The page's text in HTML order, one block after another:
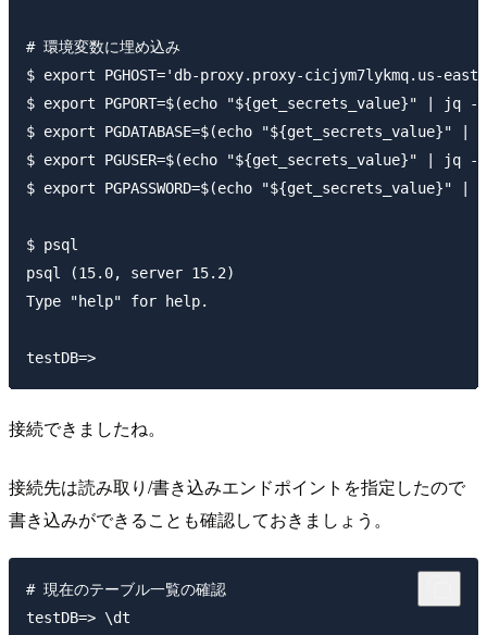
# 環境変数に埋め込み
$ export PGHOST='db-proxy.proxy-cicjym7lykmq.us-
$ export PGPORT=$(echo "${get_secrets_value}" | jq
$ export PGDATABASE=$(echo "${get_secrets_value}"
$ export PGUSER=$(echo "${get_secrets_value}" | jq -
$ export PGPASSWORD=$(echo "${get_secrets_value}"
$ psql
psql (15.0, server 15.2)
Type "help" for help.
接続できましたね。
接続先は読み取り/書き込みエンドポイントを指定したので
書き込みができることも確認しておきましょう。
# 現在のテーブル一覧の確認
testDB=> \dt